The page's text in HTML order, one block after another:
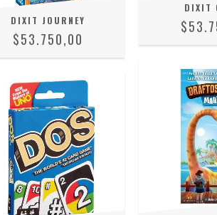
DIXIT JOURNEY
$53.750,00
DIXIT